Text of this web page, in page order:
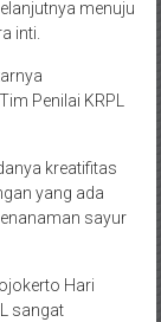
menuju
inti.
Penilai KRPL
kreatifitas
yang ada
sayur
Hari
sangat